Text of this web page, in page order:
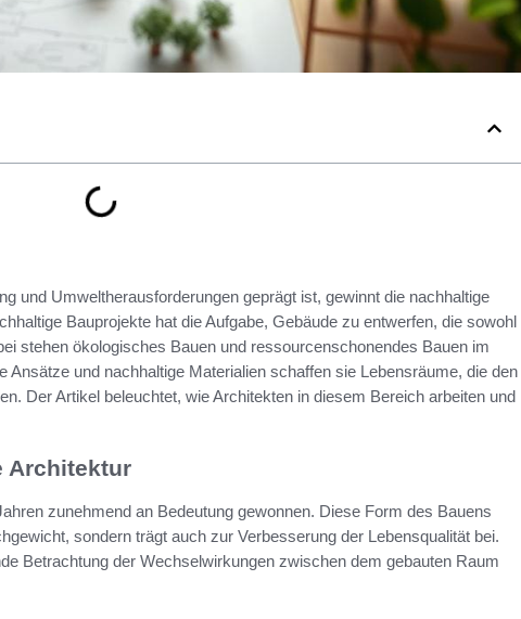
und Umweltherausforderungen geprägt ist, gewinnt die nachhaltige
Bauprojekte hat die Aufgabe, Gebäude zu entwerfen, die sowohl
stehen ökologisches Bauen und ressourcenschonendes Bauen im
Ansätze und nachhaltige Materialien schaffen sie Lebensräume, die den
Der Artikel beleuchtet, wie Architekten in diesem Bereich arbeiten und
Architektur
zunehmend an Bedeutung gewonnen. Diese Form des Bauens
sondern trägt auch zur Verbesserung der Lebensqualität bei.
Betrachtung der Wechselwirkungen zwischen dem gebauten Raum